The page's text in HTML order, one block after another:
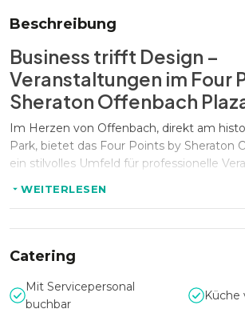
Beschreibung
Business trifft Design –
Veranstaltungen im Four
Sheraton Offenbach
Im Herzen von Offenbach, direkt am
Park, bietet das Four Points by Sheraton
ein stilvolles Umfeld für professionelle
Events bestens geeignet.
Flexible Räume für Events
WEITERLESEN
Catering
Mit Servicepersonal
buchbar
Küche